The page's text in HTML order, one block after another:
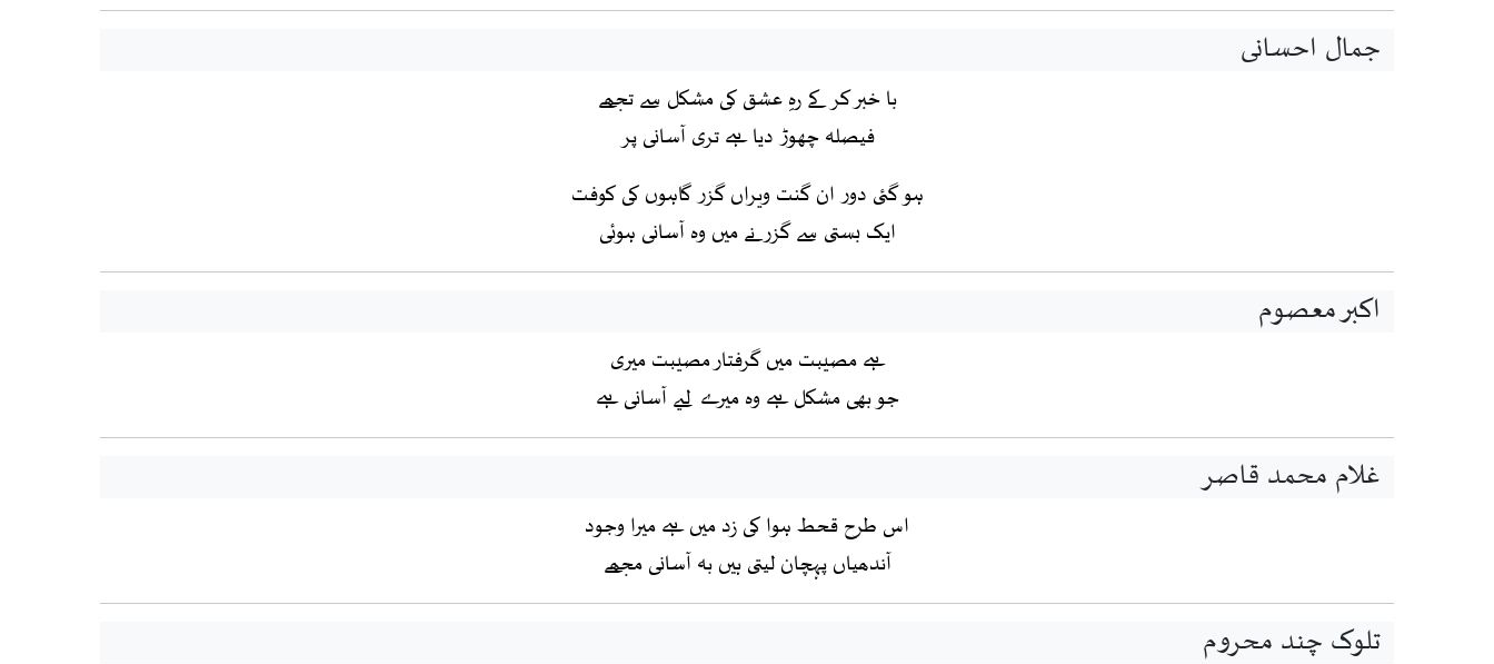
جمال احسانی
با خبر کر کے رہِ عشق کی مشکل سے تجھے
فیصلہ چھوڑ دیا ہے تری آسانی پر
ہو گئی دور ان گنت ویراں گزر گاہوں کی کوفت
ایک بستی سے گزرنے میں وہ آسانی ہوئی
اکبر معصوم
ہے مصیبت میں گرفتار مصیبت میری
جو بھی مشکل ہے وہ میرے لیے آسانی ہے
غلام محمد قاصر
اس طرح قحط ہوا کی زد میں ہے میرا وجود
آندھیاں پہچان لیتی ہیں بہ آسانی مجھے
تلوک چند محروم